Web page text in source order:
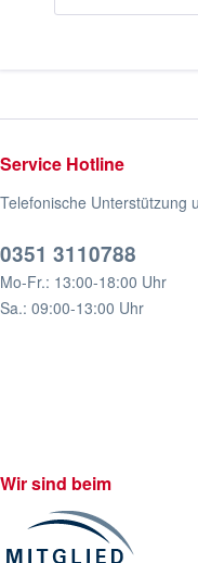
Service Hotline
Telefonische Unterstützung
0351 3110788
Mo-Fr.: 13:00-18:00 Uhr
Sa.: 09:00-13:00 Uhr
Wir sind beim